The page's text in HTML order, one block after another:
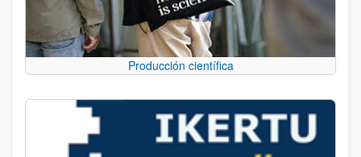
Producción científica